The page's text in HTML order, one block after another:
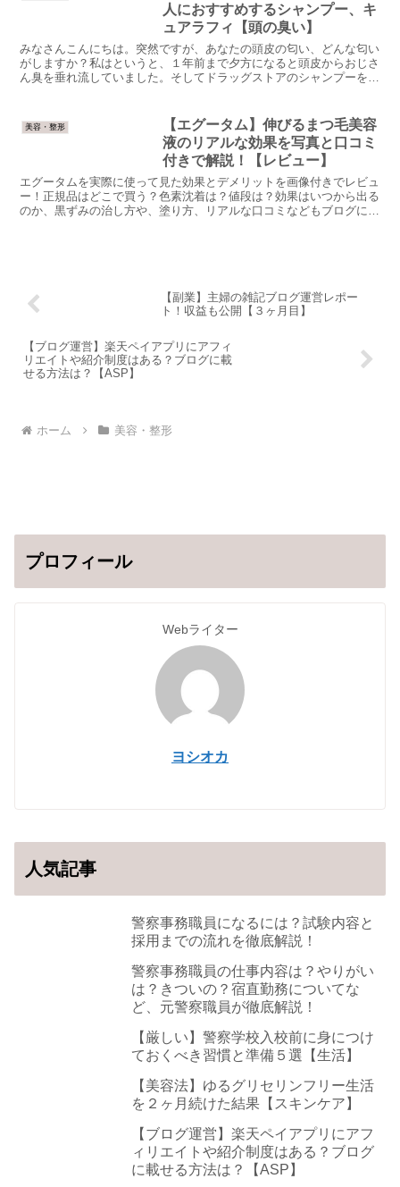
人におすすめするシャンプー、キ
ュアラフィ【頭の臭い】
みなさんこんにちは。突然ですが、あなたの頭皮の匂い、どんな匂い
がしますか？私はというと、１年前まで夕方になると頭皮からおじさ
ん臭を垂れ流していました。そしてドラッグストアのシャンプーを一
美容・整形
【エグータム】伸びるまつ毛美容
液のリアルな効果を写真と口コミ
付きで解説！【レビュー】
エグータムを実際に使って見た効果とデメリットを画像付きでレビュ
ー！正規品はどこで買う？色素沈着は？値段は？効果はいつから出る
のか、黒ずみの治し方や、塗り方、リアルな口コミなどもブログに載
【副業】主婦の雑記ブログ運営レポー
ト！収益も公開【３ヶ月目】
【ブログ運営】楽天ペイアプリにアフィ
リエイトや紹介制度はある？ブログに載
せる方法は？【ASP】
ホーム 美容・整形
プロフィール
Webライター
ヨシオカ
人気記事
警察事務職員になるには？試験内容と
採用までの流れを徹底解説！
警察事務職員の仕事内容は？やりがい
は？きついの？宿直勤務についてな
ど、元警察職員が徹底解説！
【厳しい】警察学校入校前に身につけ
ておくべき習慣と準備５選【生活】
【美容法】ゆるグリセリンフリー生活
を２ヶ月続けた結果【スキンケア】
【ブログ運営】楽天ペイアプリにアフ
ィリエイトや紹介制度はある？ブログ
に載せる方法は？【ASP】